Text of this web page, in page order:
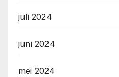
juli 2024
juni 2024
mei 2024